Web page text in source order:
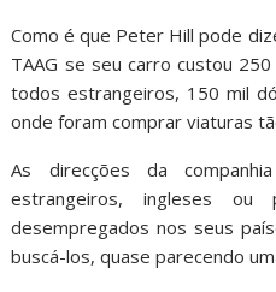
Como é que Peter Hill pode
TAAG se seu carro custou
todos estrangeiros, 150 mil
onde foram comprar viaturas
As direcções da
estrangeiros, ingleses ou
desempregados nos seus
buscá-los, quase parecendo